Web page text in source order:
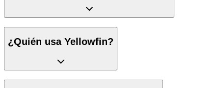
¿Quién usa Yellowfin?